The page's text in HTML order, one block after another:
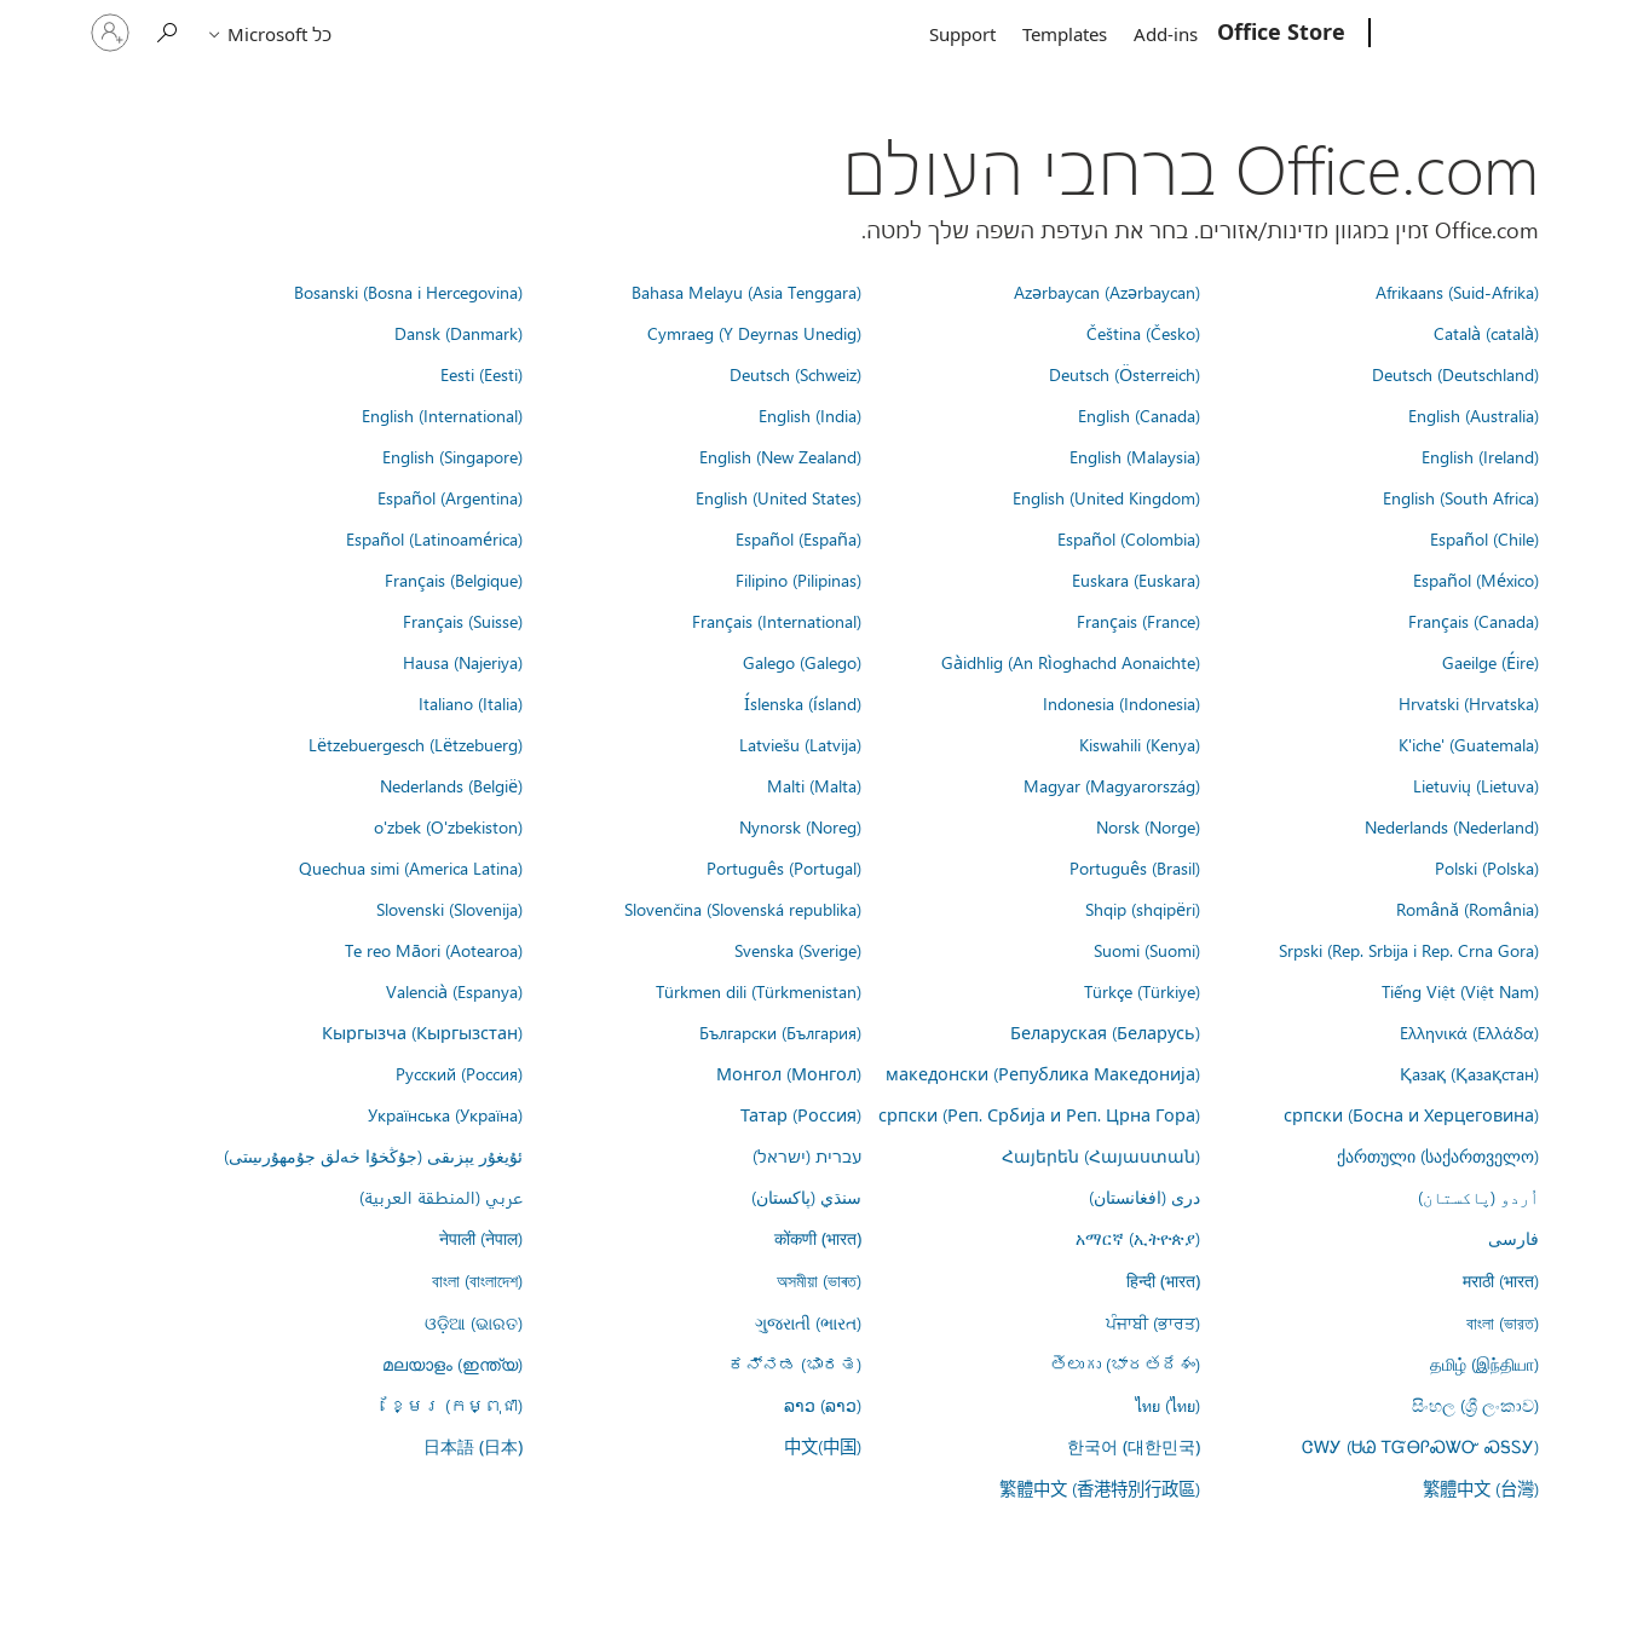
Office Store
Add-ins
Templates
Support כל Microsoft
היכנס
לחשבון
שלך
Office.com ברחבי העולם
Office.com זמין במגוון מדינות/אזורים. בחר את העדפת השפה שלך למטה.
Afrikaans (Suid-Afrika)
Azərbaycan (Azərbaycan)
Bahasa Melayu (Asia Tenggara)
Bosanski (Bosna i Hercegovina)
Català (català)
Čeština (Česko)
Cymraeg (Y Deyrnas Unedig)
Dansk (Danmark)
Deutsch (Deutschland)
Deutsch (Österreich)
Deutsch (Schweiz)
Eesti (Eesti)
English (Australia)
English (Canada)
English (India)
English (International)
English (Ireland)
English (Malaysia)
English (New Zealand)
English (Singapore)
English (South Africa)
English (United Kingdom)
English (United States)
Español (Argentina)
Español (Chile)
Español (Colombia)
Español (España)
Español (Latinoamérica)
Español (México)
Euskara (Euskara)
Filipino (Pilipinas)
Français (Belgique)
Français (Canada)
Français (France)
Français (International)
Français (Suisse)
Gaeilge (Éire)
Gàidhlig (An Rìoghachd Aonaichte)
Galego (Galego)
Hausa (Najeriya)
Hrvatski (Hrvatska)
Indonesia (Indonesia)
Íslenska (ísland)
Italiano (Italia)
K'iche' (Guatemala)
Kiswahili (Kenya)
Latviešu (Latvija)
Lëtzebuergesch (Lëtzebuerg)
Lietuvių (Lietuva)
Magyar (Magyarország)
Malti (Malta)
Nederlands (België)
Nederlands (Nederland)
Norsk (Norge)
Nynorsk (Noreg)
o'zbek (O'zbekiston)
Polski (Polska)
Português (Brasil)
Português (Portugal)
Quechua simi (America Latina)
Română (România)
Shqip (shqipëri)
Slovenčina (Slovenská republika)
Slovenski (Slovenija)
Srpski (Rep. Srbija i Rep. Crna Gora)
Suomi (Suomi)
Svenska (Sverige)
Te reo Māori (Aotearoa)
Tiếng Việt (Việt Nam)
Türkçe (Türkiye)
Türkmen dili (Türkmenistan)
Valencià (Espanya)
Ελληνικά (Ελλάδα)
Беларуская (Беларусь)
Български (България)
Кыргызча (Кыргызстан)
Қазақ (Қазақстан)
македонски (Република Македонија)
Монгол (Монгол)
Русский (Россия)
српски (Босна и Херцеговина)
српски (Реп. Србија и Реп. Црна Гора)
Татар (Россия)
Українська (Україна)
ქართული (საქართველო)
Հայերեն (Հայաստան) עברית (ישראל)
ئۇيغۇر يېزىقى (جۇڭخۇا خەلق جۇمھۇرىيىتى)
اُردو (پاکستان)
درى (افغانستان) سنڌي (پاکستان)
عربي (المنطقة العربية)
فارسى
አማርኛ (ኢትዮጵያ)
कोंकणी (भारत)
नेपाली (नेपाल)
मराठी (भारत)
हिन्दी (भारत)
অসমীয়া (ভাৰত)
বাংলা (বাংলাদেশ)
বাংলা (ভারত)
ਪੰਜਾਬੀ (ਭਾਰਤ)
ગુજરાતી (ભારત)
ଓଡ଼ିଆ (ଭାରତ)
தமிழ் (இந்தியா)
తెలుగు (భారతదేశం)
ಕನ್ನಡ (ಭಾರತ)
മലയാളം (ഇന്ത്യ)
සිංහල (ශ්‍රී ලංකාව)
ไทย (ไทย)
ລາວ (ລາວ)
ខ្មែរ (កម្ពុជា)
ᏣᎳᎩ (ᏌᏊ ᎢᏳᎾᎵᏍᏔᏅ ᏍᎦᏚᎩ)
한국어 (대한민국)
中文(中国)
日本語 (日本)
繁體中文 (台灣)
繁體中文 (香港特別行政區)